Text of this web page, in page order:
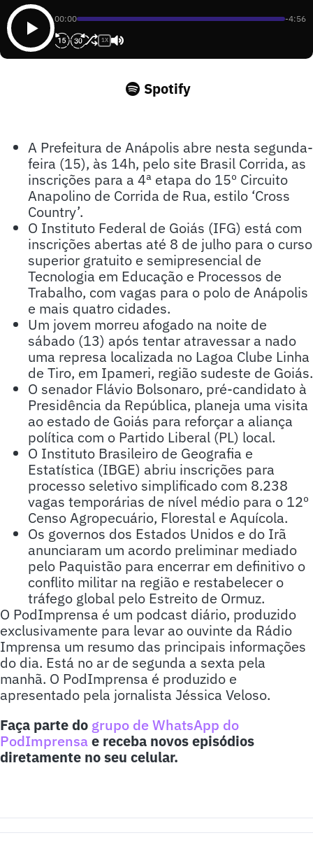
00:00 -4:56
1X
Spotify
A Prefeitura de Anápolis abre nesta segunda-
feira (15), às 14h, pelo site Brasil Corrida, as
inscrições para a 4ª etapa do 15º Circuito
Anapolino de Corrida de Rua, estilo ‘Cross
Country’.
O Instituto Federal de Goiás (IFG) está com
inscrições abertas até 8 de julho para o curso
superior gratuito e semipresencial de
Tecnologia em Educação e Processos de
Trabalho, com vagas para o polo de Anápolis
e mais quatro cidades.
Um jovem morreu afogado na noite de
sábado (13) após tentar atravessar a nado
uma represa localizada no Lagoa Clube Linha
de Tiro, em Ipameri, região sudeste de Goiás.
O senador Flávio Bolsonaro, pré-candidato à
Presidência da República, planeja uma visita
ao estado de Goiás para reforçar a aliança
política com o Partido Liberal (PL) local.
O Instituto Brasileiro de Geografia e
Estatística (IBGE) abriu inscrições para
processo seletivo simplificado com 8.238
vagas temporárias de nível médio para o 12º
Censo Agropecuário, Florestal e Aquícola.
Os governos dos Estados Unidos e do Irã
anunciaram um acordo preliminar mediado
pelo Paquistão para encerrar em definitivo o
conflito militar na região e restabelecer o
tráfego global pelo Estreito de Ormuz.
O PodImprensa é um podcast diário, produzido
exclusivamente para levar ao ouvinte da Rádio
Imprensa um resumo das principais informações
do dia. Está no ar de segunda a sexta pela
manhã. O PodImprensa é produzido e
apresentado pela jornalista Jéssica Veloso.
Faça parte do grupo de WhatsApp do
PodImprensae receba novos episódios
diretamente no seu celular.